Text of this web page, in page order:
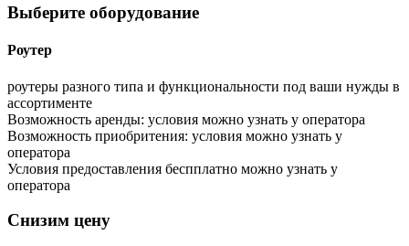
Выберите оборудование
Роутер
роутеры разного типа и функциональности под ваши нужды в
ассортименте
Возможность аренды: условия можно узнать у оператора
Возможность приобритения: условия можно узнать у
оператора
Условия предоставления беспплатно можно узнать у
оператора
Снизим цену